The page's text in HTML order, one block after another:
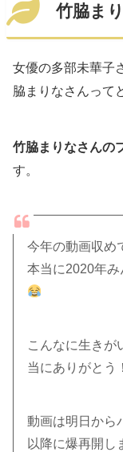
竹脇ま
女優の多部未華子
脇まりなさんって
竹脇まりなさんの
す。
今年の動画収め
本当に2020年み
こんなに生きが
当にありがとう！
動画は明日から
以降に爆再開し